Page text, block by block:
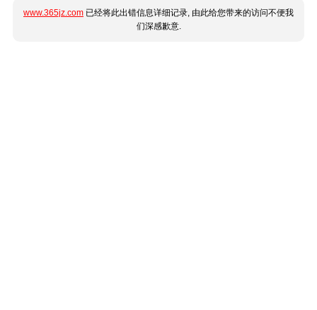
www.365jz.com 已经将此出错信息详细记录, 由此给您带来的访问不便我
们深感歉意.